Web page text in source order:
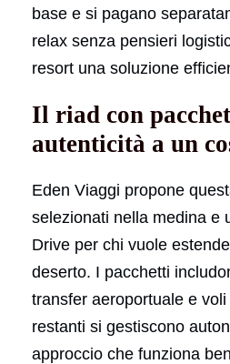
base e si pagano
relax senza pensieri
resort una soluzione
Il riad con
autenticità a un
Eden Viaggi propone
selezionati nella medina e
Drive per chi vuole
deserto. I pacchetti
transfer aeroportuale e voli
restanti si gestiscono
approccio che funziona